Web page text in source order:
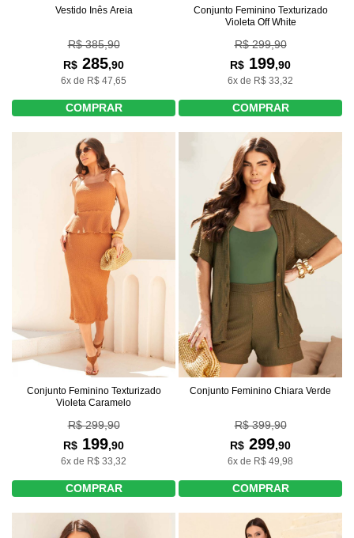
Vestido Inês Areia
R$ 385,90
R$ 285,90
6x de R$ 47,65
COMPRAR
Conjunto Feminino Texturizado
Violeta Off White
R$ 299,90
R$ 199,90
6x de R$ 33,32
COMPRAR
Conjunto Feminino Texturizado
Violeta Caramelo
R$ 299,90
R$ 199,90
6x de R$ 33,32
COMPRAR
Conjunto Feminino Chiara Verde
R$ 399,90
R$ 299,90
6x de R$ 49,98
COMPRAR